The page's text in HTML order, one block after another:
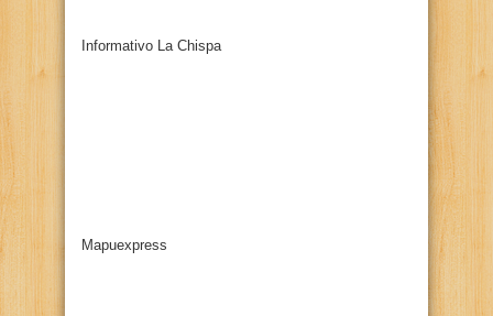
Informativo La Chispa
Mapuexpress